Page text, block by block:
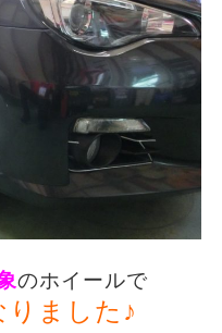
のホイールで
りました♪